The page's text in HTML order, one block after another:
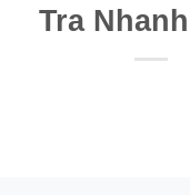
Tra